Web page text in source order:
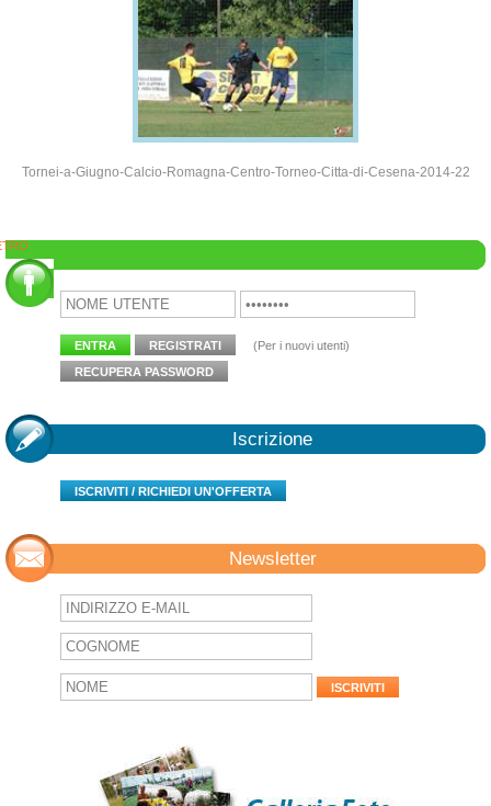
Tornei-a-Giugno-Calcio-Romagna-Centro-Torneo-Citta-di-Cesena-2014-22
ENTRA REGISTRATI
(Per i nuovi utenti)
RECUPERA PASSWORD
Iscrizione
ISCRIVITI / RICHIEDI UN'OFFERTA
Newsletter
ISCRIVITI